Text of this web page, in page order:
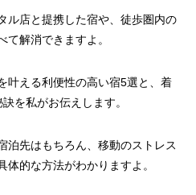
ル店と提携した宿や、徒歩圏内の
て解消できますよ。
叶える利便性の高い宿5選と、着
を私がお伝えします。
泊先はもちろん、移動のストレス
的な方法がわかりますよ。